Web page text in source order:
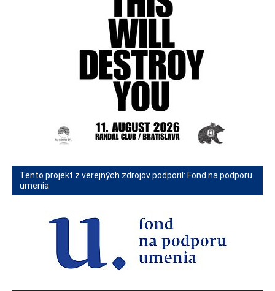
Tento projekt z verejných zdrojov podporil: Fond na podporu
umenia